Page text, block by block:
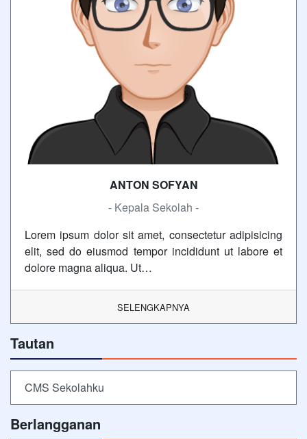
ANTON SOFYAN
- Kepala Sekolah -
Lorem ipsum dolor sit amet, consectetur adipisicing
elit, sed do eiusmod tempor incididunt ut labore et
dolore magna aliqua. Ut…
SELENGKAPNYA
Tautan
CMS Sekolahku
Berlangganan